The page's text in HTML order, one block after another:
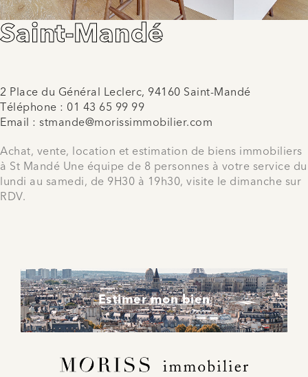
Saint-Mandé
2 Place du Général Leclerc, 94160 Saint-Mandé
Téléphone : 01 43 65 99 99
Email : stmande@morissimmobilier.com
Achat, vente, location et estimation de biens immobiliers
à St Mandé Une équipe de 8 personnes à votre service du
lundi au samedi, de 9H30 à 19h30, visite le dimanche sur
RDV.
Estimer mon bien